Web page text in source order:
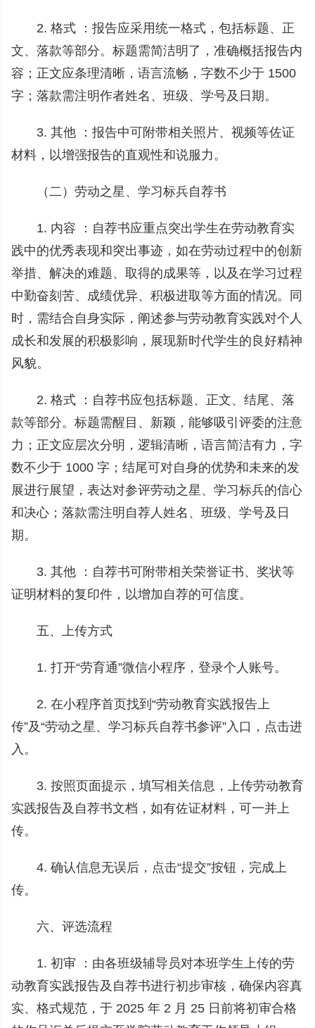
2. 格式 ：报告应采用统一格式，包括标题、正
文、落款等部分。标题需简洁明了，准确概括报告内
容；正文应条理清晰，语言流畅，字数不少于 1500
字；落款需注明作者姓名、班级、学号及日期。
3. 其他 ：报告中可附带相关照片、视频等佐证
材料，以增强报告的直观性和说服力。
（二）劳动之星、学习标兵自荐书
1. 内容 ：自荐书应重点突出学生在劳动教育实
践中的优秀表现和突出事迹，如在劳动过程中的创新
举措、解决的难题、取得的成果等，以及在学习过程
中勤奋刻苦、成绩优异、积极进取等方面的情况。同
时，需结合自身实际，阐述参与劳动教育实践对个人
成长和发展的积极影响，展现新时代学生的良好精神
风貌。
2. 格式 ：自荐书应包括标题、正文、结尾、落
款等部分。标题需醒目、新颖，能够吸引评委的注意
力；正文应层次分明，逻辑清晰，语言简洁有力，字
数不少于 1000 字；结尾可对自身的优势和未来的发
展进行展望，表达对参评劳动之星、学习标兵的信心
和决心；落款需注明自荐人姓名、班级、学号及日
期。
3. 其他 ：自荐书可附带相关荣誉证书、奖状等
证明材料的复印件，以增加自荐的可信度。
五、上传方式
1. 打开“劳育通”微信小程序，登录个人账号。
2. 在小程序首页找到“劳动教育实践报告上
传”及“劳动之星、学习标兵自荐书参评”入口，点击进
入。
3. 按照页面提示，填写相关信息，上传劳动教育
实践报告及自荐书文档，如有佐证材料，可一并上
传。
4. 确认信息无误后，点击“提交”按钮，完成上
传。
六、评选流程
1. 初审 ：由各班级辅导员对本班学生上传的劳
动教育实践报告及自荐书进行初步审核，确保内容真
实、格式规范，于 2025 年 2 月 25 日前将初审合格